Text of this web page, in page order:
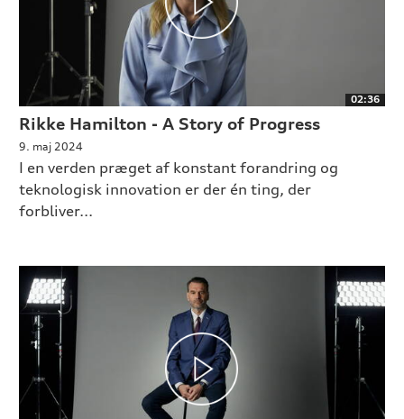
02:36
Rikke Hamilton - A Story of Progress
9. maj 2024
I en verden præget af konstant forandring og
teknologisk innovation er der én ting, der
forbliver...